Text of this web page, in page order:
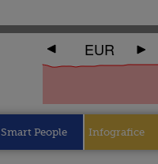
EUR
Smart People Infografice